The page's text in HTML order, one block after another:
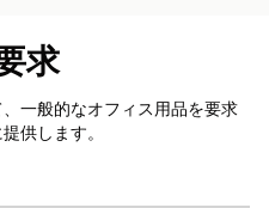
求
一般的なオフィス用品を要求
供します。